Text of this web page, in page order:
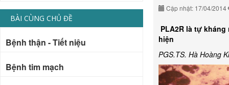
Cập nhật: 17/04/2014
PLA2R là tự
hiện
PGS.TS. Hà Hoàng
BÀI CÙNG CHỦ ĐỀ
Bệnh thận - Tiết niệu
Bệnh tim mạch